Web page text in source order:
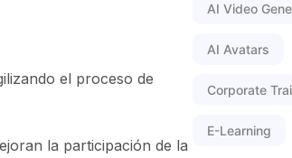
el proceso de
la participación de la
AI Video
AI Avatars
Corporate
E-Learning